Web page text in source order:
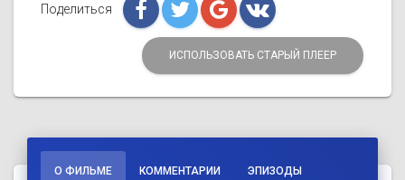
Поделиться
ИСПОЛЬЗОВАТЬ СТАРЫЙ ПЛЕЕР
О ФИЛЬМЕ КОММЕНТАРИИ ЭПИЗОДЫ